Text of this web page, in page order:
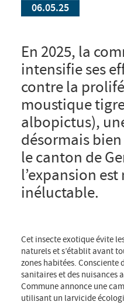
06.05.25
En 2025, la
intensifie ses
contre la
moustique
albopictus),
désormais
le canton de
l’expansion
inéluctable.
Cet insecte exotique évite
naturels et s’établit avant
zones habitées. Consciente
sanitaires et des nuisances
Commune annonce une
utilisant un larvicide